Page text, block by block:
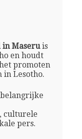
in Maseruis
en houdt
promoten
in Lesotho.
belangrijke
culturele
pers.